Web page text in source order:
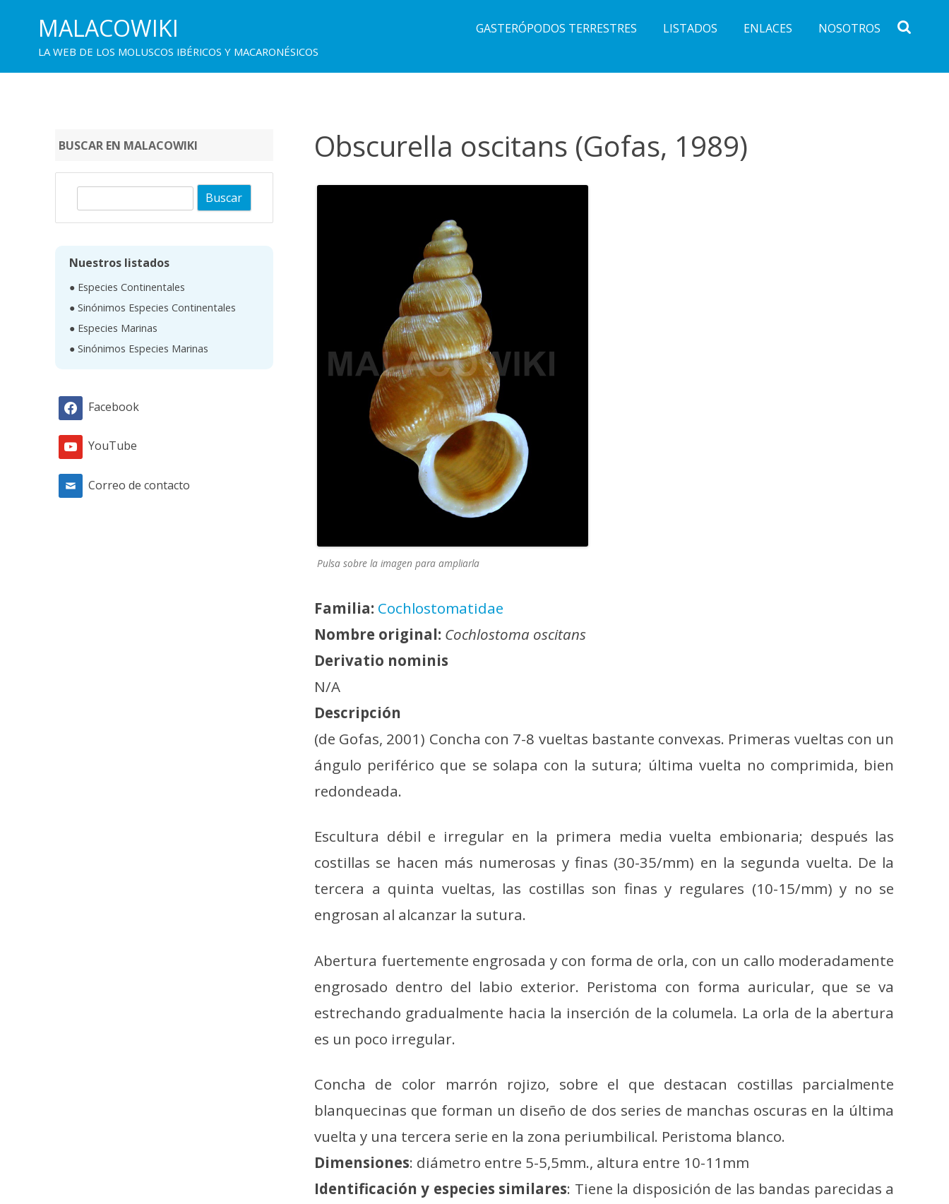
MALACOWIKI
LA WEB DE LOS MOLUSCOS IBÉRICOS Y MACARONÉSICOS
GASTERÓPODOS TERRESTRES LISTADOS ENLACES NOSOTROS
Obscurella oscitans (Gofas, 1989)
Pulsa sobre la imagen para ampliarla
Familia: Cochlostomatidae
Nombre original: Cochlostoma oscitans
Derivatio nominis
N/A
Descripción
(de Gofas, 2001) Concha con 7-8 vueltas bastante convexas. Primeras vueltas con un
ángulo periférico que se solapa con la sutura; última vuelta no comprimida, bien
redondeada.
Escultura débil e irregular en la primera media vuelta embionaria; después las
costillas se hacen más numerosas y finas (30-35/mm) en la segunda vuelta. De la
tercera a quinta vueltas, las costillas son finas y regulares (10-15/mm) y no se
engrosan al alcanzar la sutura.
Abertura fuertemente engrosada y con forma de orla, con un callo moderadamente
engrosado dentro del labio exterior. Peristoma con forma auricular, que se va
estrechando gradualmente hacia la inserción de la columela. La orla de la abertura
es un poco irregular.
Concha de color marrón rojizo, sobre el que destacan costillas parcialmente
blanquecinas que forman un diseño de dos series de manchas oscuras en la última
vuelta y una tercera serie en la zona periumbilical. Peristoma blanco.
Dimensiones: diámetro entre 5-5,5mm., altura entre 10-11mm
Identificación y especies similares: Tiene la disposición de las bandas parecidas a
BUSCAR EN MALACOWIKI
Nuestros listados
● Especies Continentales
● Sinónimos Especies Continentales
● Especies Marinas
● Sinónimos Especies Marinas
Facebook
YouTube
Correo de contacto